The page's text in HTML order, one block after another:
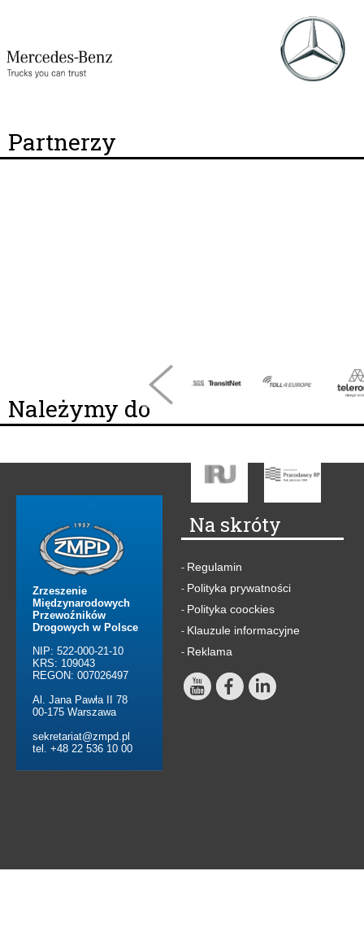
Partnerzy
Należymy do
Zrzeszenie
Międzynarodowych
Przewoźników
Drogowych w Polsce
NIP: 522-000-21-10
KRS: 109043
REGON: 007026497
Al. Jana Pawła II 78
00-175 Warszawa
sekretariat@zmpd.pl
tel. +48 22 536 10 00
Na skróty
- Regulamin
- Polityka prywatności
- Polityka coockies
- Klauzule informacyjne
- Reklama